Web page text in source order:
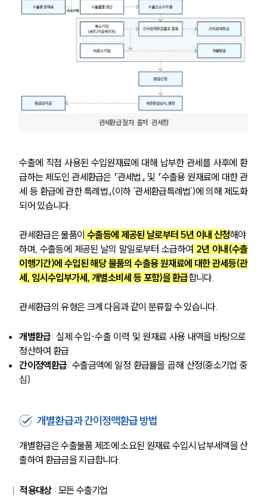
관세환급 절차. 출처 : 관세청
수출에 직접 사용된 수입원재료에 대해 납부한 관세를 사후에 환
급하는 제도인 관세환급은 「관세법」 및 「수출용 원재료에 대한 관
세 등 환급에 관한 특례법」(이하 ‘관세환급특례법’)에 의해 제도화
되어 있습니다.
관세환급은 물품이 수출등에 제공된 날로부터 5년 이내 신청해야
하며, 수출등에 제공된 날의 말일로부터 소급하여 2년 이내(수출
이행기간)에 수입된 해당 물품의 수출용 원재료에 대한 관세등(관
세, 임시수입부가세, 개별소비세 등 포함)을 환급합니다.
관세환급의 유형은 크게 다음과 같이 분류할 수 있습니다.
개별환급: 실제 수입·수출 이력 및 원재료 사용 내역을 바탕으로
정산하여 환급
간이정액환급: 수출금액에 일정 환급률을 곱해 산정(중소기업 중
심)
개별환급과 간이정액환급 방법
개별환급은 수출물품 제조에 소요된 원재료 수입시 납부세액을 산
출하여 환급금을 지급합니다.
적용대상 : 모든 수출기업